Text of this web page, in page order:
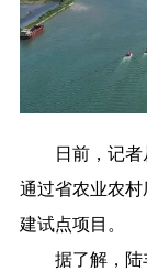
日前，记者从
通过省农业农
建试点项目。
据了解，陆丰